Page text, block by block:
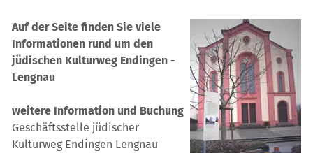
Auf der Seite finden Sie viele
Informationen rund um den
jüdischen Kulturweg Endingen -
Lengnau
weitere Information und Buchung
Geschäftsstelle jüdischer
Kulturweg Endingen Lengnau